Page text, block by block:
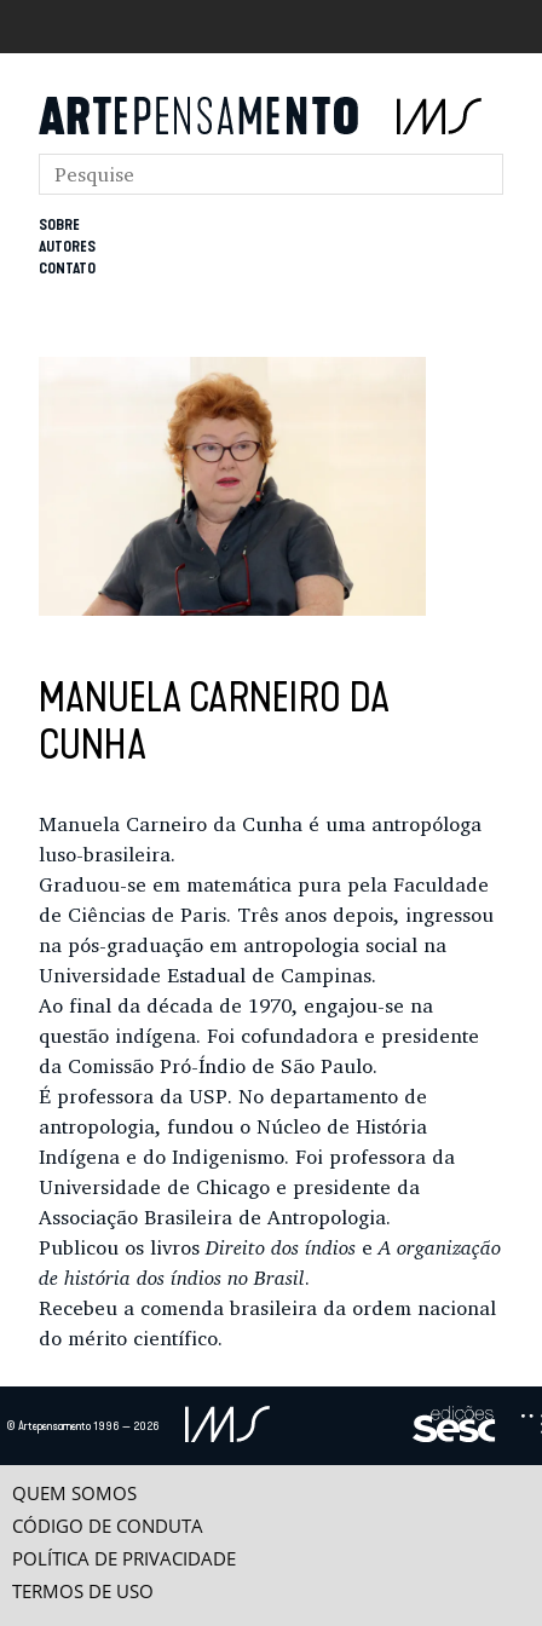
SOBRE
AUTORES
CONTATO
Ensaio(s) e vídeo(s)
O xamanismo floresceu, em proporções talvez sem precedentes, entre os
POINTS DE VUE SUR LA FORÊT AMAZONIENNE: CHAMANISME ET TRADUCTION
MANUELA CARNEIRO DA
CUNHA
Manuela Carneiro da Cunha é uma antropóloga
luso-brasileira.
Graduou-se em matemática pura pela Faculdade
de Ciências de Paris. Três anos depois, ingressou
na pós-graduação em antropologia social na
Universidade Estadual de Campinas.
Ao final da década de 1970, engajou-se na
questão indígena. Foi cofundadora e presidente
da Comissão Pró-Índio de São Paulo.
É professora da USP. No departamento de
antropologia, fundou o Núcleo de História
Indígena e do Indigenismo. Foi professora da
Universidade de Chicago e presidente da
Associação Brasileira de Antropologia.
Publicou os livros Direito dos índios e A organização
de história dos índios no Brasil.
Recebeu a comenda brasileira da ordem nacional
do mérito científico.
© Artepensamento 1996 — 2026
QUEM SOMOS
CÓDIGO DE CONDUTA
POLÍTICA DE PRIVACIDADE
TERMOS DE USO